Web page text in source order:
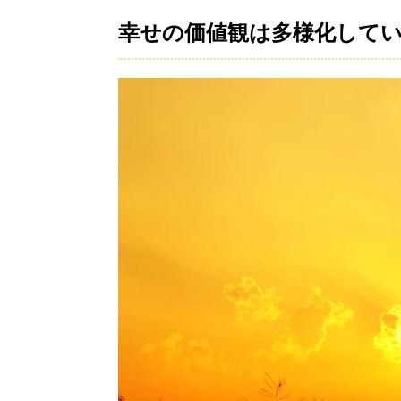
幸せの価値観は多様化して